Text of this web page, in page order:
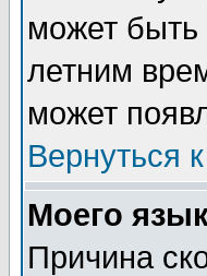
может быть
летним
может
Вернуться
Моего
Причина